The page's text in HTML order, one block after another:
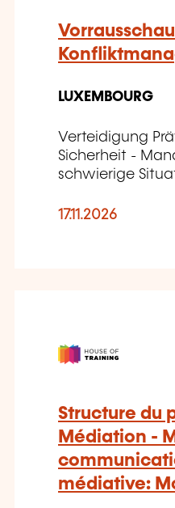
LUXEMBOURG
Verteidigung
Sicherheit -
schwierige
17.11.2026
Structure du
Médiation -
médiative: